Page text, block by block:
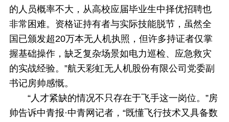
的人员概率不大，从高校应届毕业生中择优招聘也
非常困难。资格证持有者与实际技能脱节，虽然全
国已颁发超20万本无人机执照，但许多持证者仅掌
握基础操作，缺乏复杂场景如电力巡检、应急救灾
的实战经验。”航天彩虹无人机股份有限公司党委副
书记房帅感慨。
“人才紧缺的情况不只存在于飞手这一岗位。”房
帅告诉中青报·中青网记者，“既懂飞行技术又具备数